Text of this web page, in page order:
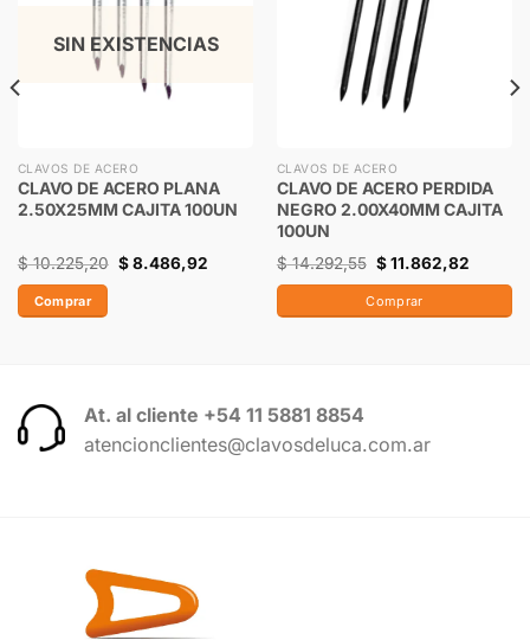
SIN EXISTENCIAS
CLAVOS DE ACERO
CLAVO DE ACERO PLANA
2.50X25MM CAJITA 100UN
$10.225,20 $8.486,92
Comprar
CLAVOS DE ACERO
CLAVO DE ACERO PERDIDA
NEGRO 2.00X40MM CAJITA
100UN
$14.292,55 $11.862,82
Comprar
At. al cliente +54 11 5881 8854
atencionclientes@clavosdeluca.com.ar